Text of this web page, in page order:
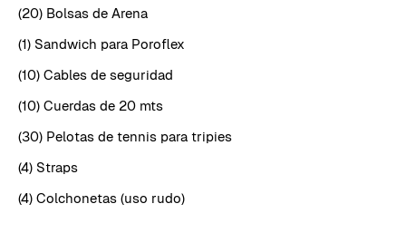
(20) Bolsas de Arena
(1) Sandwich para Poroflex
(10) Cables de seguridad
(10) Cuerdas de 20 mts
(30) Pelotas de tennis para tripies
(4) Straps
(4) Colchonetas (uso rudo)